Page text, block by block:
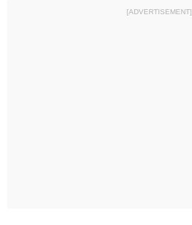
[ADVERTISEMENT]